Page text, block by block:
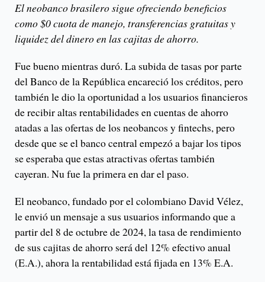
El neobanco brasilero sigue ofreciendo beneficios
como $0 cuota de manejo, transferencias gratuitas y
liquidez del dinero en las cajitas de ahorro.
Fue bueno mientras duró. La subida de tasas por parte
del Banco de la República encareció los créditos, pero
también le dio la oportunidad a los usuarios financieros
de recibir altas rentabilidades en cuentas de ahorro
atadas a las ofertas de los neobancos y fintechs, pero
desde que se el banco central empezó a bajar los tipos
se esperaba que estas atractivas ofertas también
cayeran. Nu fue la primera en dar el paso.
El neobanco, fundado por el colombiano David Vélez,
le envió un mensaje a sus usuarios informando que a
partir del 8 de octubre de 2024, la tasa de rendimiento
de sus cajitas de ahorro será del 12% efectivo anual
(E.A.), ahora la rentabilidad está fijada en 13% E.A.